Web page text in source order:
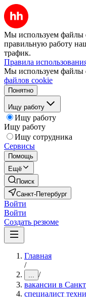
Мы используем файлы
правильную работу
трафик.
Правила
Мы используем файлы
файлов cookie
Понятно
Ищу работу
Ищу работу
Ищу работу
Ищу сотрудника
Сервисы
Помощь
Ещё
Поиск
Санкт-Петербург
Войти
Войти
Создать резюме
Главная
/
... /
вакансии в
специалист